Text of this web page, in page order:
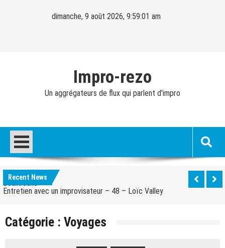
dimanche, 9 août 2026, 9:59:01 am
Impro-rezo
Un aggrégateurs de flux qui parlent d'impro
Recent News
Entretien avec un improvisateur – 40 – Cédric
Fernandez
Entretien avec un improvisateur – 49 – Olivier
Boulkroune
Entretien avec un improvisateur – 48 – Loïc Valley
Entretien avec un improvisateur – 46 – Caspar
Catégorie : Voyages